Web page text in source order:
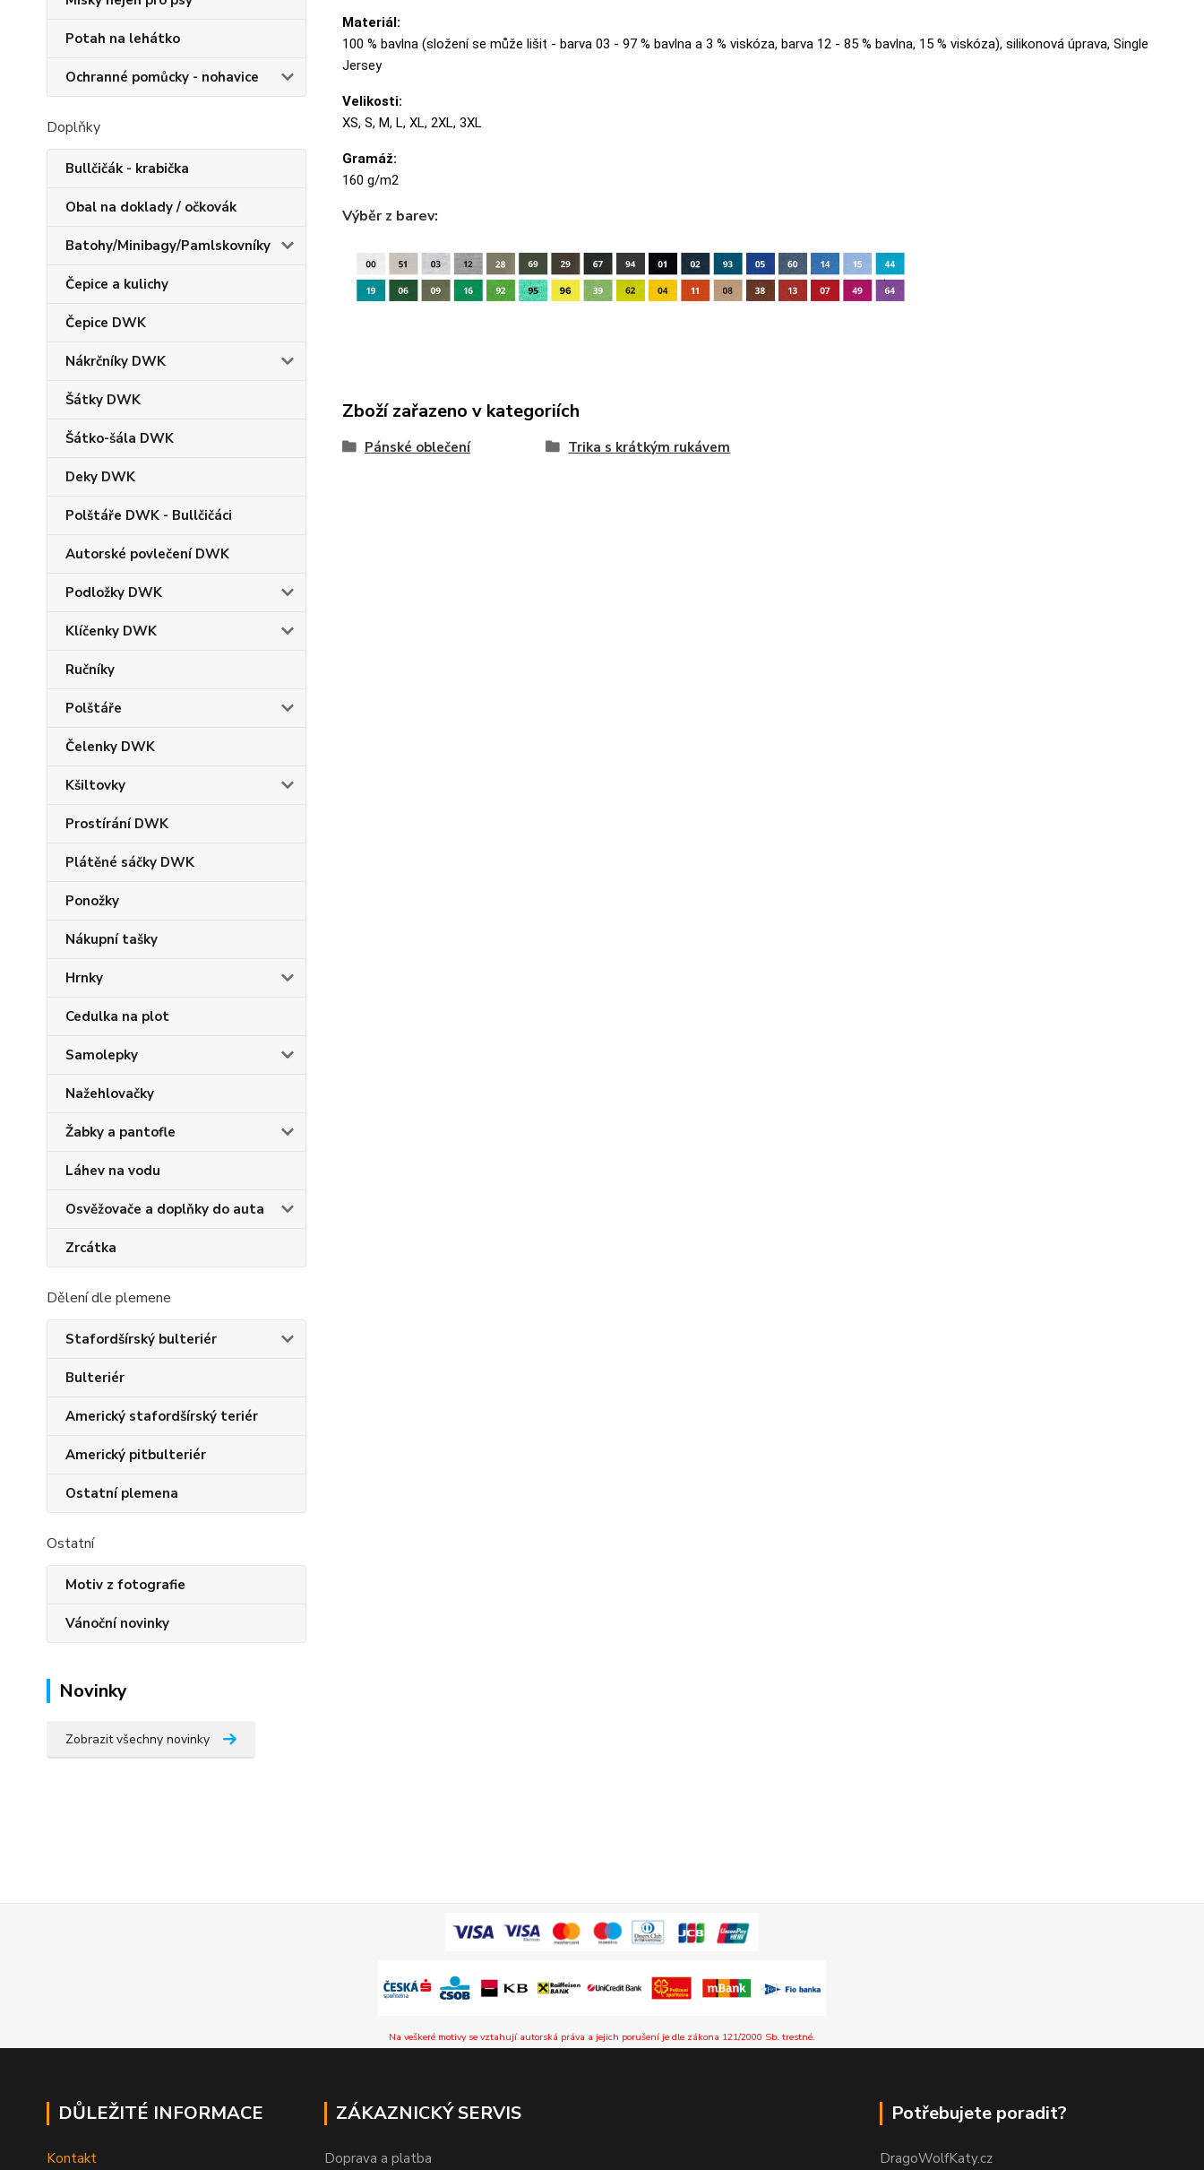
Potah na lehátko
Ochranné pomůcky - nohavice
Doplňky
Bullčičák - krabička
Obal na doklady / očkovák
Batohy/Minibagy/Pamlskovníky
Čepice a kulichy
Čepice DWK
Nákrčníky DWK
Šátky DWK
Šátko-šála DWK
Deky DWK
Polštáře DWK - Bullčičáci
Autorské povlečení DWK
Podložky DWK
Klíčenky DWK
Ručníky
Polštáře
Čelenky DWK
Kšiltovky
Prostírání DWK
Plátěné sáčky DWK
Ponožky
Nákupní tašky
Hrnky
Cedulka na plot
Samolepky
Nažehlovačky
Žabky a pantofle
Láhev na vodu
Osvěžovače a doplňky do auta
Zrcátka
Dělení dle plemene
Stafordšírský bulteriér
Bulteriér
Americký stafordšírský teriér
Americký pitbulteriér
Ostatní plemena
Ostatní
Motiv z fotografie
Vánoční novinky
Novinky
Zobrazit všechny novinky
Materiál:
100 % bavlna (složení se může lišit - barva 03 - 97 % bavlna a 3 % viskóza, barva 12 - 85 % bavlna, 15 % viskóza), silikonová úprava, Single
Jersey
Velikosti:
XS, S, M, L, XL, 2XL, 3XL
Gramáž:
160 g/m2
Výběr z barev:
Zboží zařazeno v kategoriích
Pánské oblečení Trika s krátkým rukávem
Na veškeré motivy se vztahují autorská práva a jejich porušení je dle zákona 121/2000 Sb. trestné.
DŮLEŽITÉ INFORMACE
Kontakt
ZÁKAZNICKÝ SERVIS
Doprava a platba
Potřebujete poradit?
DragoWolfKaty.cz